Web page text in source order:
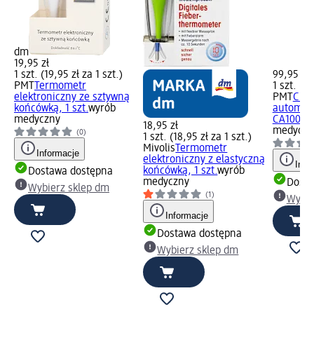
dm
19,95 zł
1 szt. (19,95 zł za 1 szt.)
PMT
Termometr
elektroniczny ze sztywną
końcówką, 1 szt.wyrób
medyczny
(0)
Informacje
Dostawa dostępna
Wybierz sklep dm
18,95 zł
1 szt. (18,95 zł za 1 szt.)
Mivolis Termometr
elektroniczny z elastyczną
końcówką, 1 szt.wyrób
medyczny
(1)
Informacje
Dostawa dostępna
Wybierz sklep dm
99,95 zł
1 szt.
PMT
CA100,